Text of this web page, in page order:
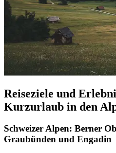
Reiseziele und
Kurzurlaub in den
Schweizer Alpen: Berner
Graubünden und Engadin